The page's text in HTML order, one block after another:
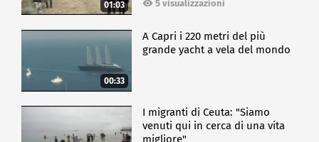
01:03 5 visualizzazioni
00:33
A Capri i 220 metri del più
grande yacht a vela del mondo
I migranti di Ceuta: "Siamo
venuti qui in cerca di una vita
migliore"